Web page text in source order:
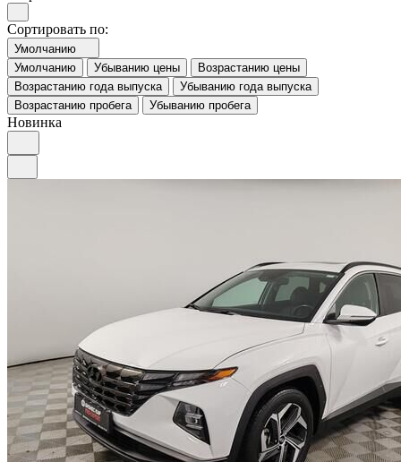
Сортировать по:
Умолчанию
Умолчанию
Убыванию цены
Возрастанию цены
Возрастанию года выпуска
Убыванию года выпуска
Возрастанию пробега
Убыванию пробега
Новинка